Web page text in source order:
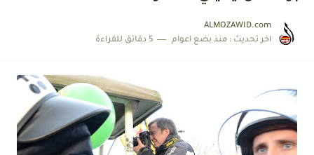
ALMOZAWID.com
اخر تحديث : منذ بضع اعوام 5 دقائق للقراءة